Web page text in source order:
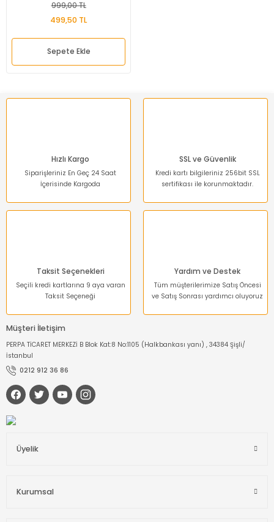
999,00 TL
499,50 TL
Sepete Ekle
Hızlı Kargo
Siparişleriniz En Geç 24 Saat
İçerisinde Kargoda
SSL ve Güvenlik
Kredi kartı bilgileriniz 256bit SSL
sertifikası ile korunmaktadır.
Taksit Seçenekleri
Seçili kredi kartlarına 9 aya varan
Taksit Seçeneği
Yardım ve Destek
Tüm müşterilerimize Satış Öncesi
ve Satış Sonrası yardımcı oluyoruz
Müşteri İletişim
PERPA TİCARET MERKEZİ B Blok Kat:8 No:1105 (Halkbankası yanı) , 34384 Şişli/
İstanbul
0212 912 36 86
Üyelik
Kurumsal